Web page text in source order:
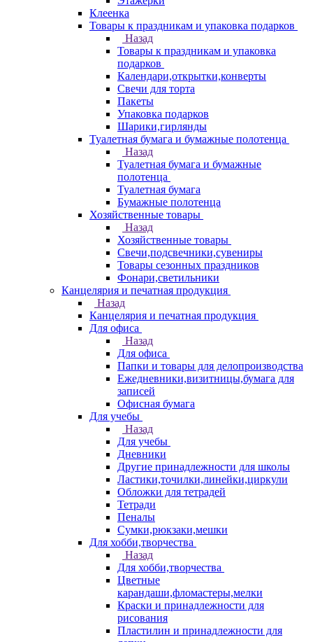
Клеенка
Товары к праздникам и упаковка подарков
Назад
Товары к праздникам и упаковка
подарков
Календари,открытки,конверты
Свечи для торта
Пакеты
Упаковка подарков
Шарики,гирлянды
Туалетная бумага и бумажные полотенца
Назад
Туалетная бумага и бумажные
полотенца
Туалетная бумага
Бумажные полотенца
Хозяйственные товары
Назад
Хозяйственные товары
Свечи,подсвечники,сувениры
Товары сезонных праздников
Фонари,светильники
Канцелярия и печатная продукция
Назад
Канцелярия и печатная продукция
Для офиса
Назад
Для офиса
Папки и товары для делопроизводства
Ежедневники,визитницы,бумага для
записей
Офисная бумага
Для учебы
Назад
Для учебы
Дневники
Другие принадлежности для школы
Ластики,точилки,линейки,циркули
Обложки для тетрадей
Тетради
Пеналы
Сумки,рюкзаки,мешки
Для хобби,творчества
Назад
Для хобби,творчества
Цветные
карандаши,фломастеры,мелки
Краски и принадлежности для
рисования
Пластилин и принадлежности для